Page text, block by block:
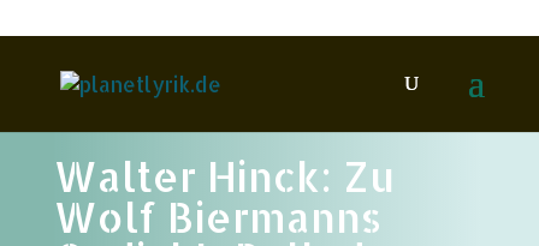
Walter Hinck: Zu
Wolf Biermanns